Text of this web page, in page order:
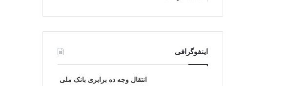
اینفوگرافی
انتقال وجه ده برابری بانک ملی